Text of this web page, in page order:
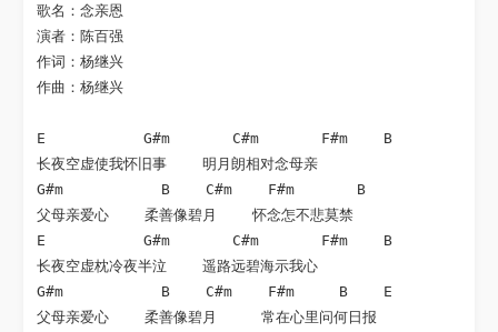
歌名：念亲恩
演者：陈百强
作词：杨继兴
作曲：杨继兴
E           G#m       C#m       F#m    B
长夜空虚使我怀旧事    明月朗相对念母亲
G#m           B    C#m    F#m       B
父母亲爱心    柔善像碧月    怀念怎不悲莫禁
E           G#m       C#m       F#m    B
长夜空虚枕冷夜半泣    遥路远碧海示我心
G#m           B    C#m    F#m     B    E
父母亲爱心    柔善像碧月     常在心里问何日报